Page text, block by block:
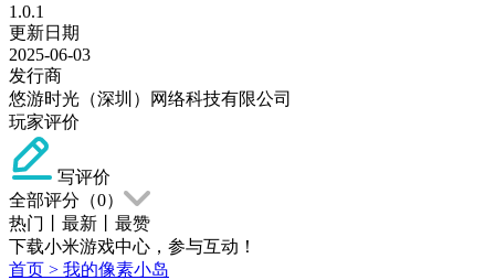
1.0.1
更新日期
2025-06-03
发行商
悠游时光（深圳）网络科技有限公司
玩家评价
写评价
全部评分（0）
热门
最新
最赞
下载小米游戏中心，参与互动！
首页 > 我的像素小岛